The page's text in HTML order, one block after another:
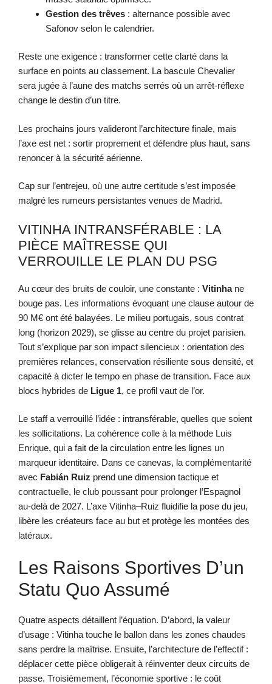
Gestion des trêves : alternance possible avec
Safonov selon le calendrier.
Reste une exigence : transformer cette clarté dans la
surface en points au classement. La bascule Chevalier
sera jugée à l’aune des matchs serrés où un arrêt-réflexe
change le destin d’un titre.
Les prochains jours valideront l’architecture finale, mais
l’axe est net : sortir proprement et défendre plus haut, sans
renoncer à la sécurité aérienne.
Cap sur l’entrejeu, où une autre certitude s’est imposée
malgré les rumeurs persistantes venues de Madrid.
VITINHA INTRANSFÉRABLE : LA
PIÈCE MAÎTRESSE QUI
VERROUILLE LE PLAN DU PSG
Au cœur des bruits de couloir, une constante : Vitinhane
bouge pas. Les informations évoquant une clause autour de
90 M€ ont été balayées. Le milieu portugais, sous contrat
long (horizon 2029), se glisse au centre du projet parisien.
Tout s’explique par son impact silencieux : orientation des
premières relances, conservation résiliente sous densité, et
capacité à dicter le tempo en phase de transition. Face aux
blocs hybrides de Ligue 1, ce profil vaut de l’or.
Le staff a verrouillé l’idée : intransférable, quelles que soient
les sollicitations. La cohérence colle à la méthode Luis
Enrique, qui a fait de la circulation entre les lignes un
marqueur identitaire. Dans ce canevas, la complémentarité
avec Fabián Ruiz prend une dimension tactique et
contractuelle, le club poussant pour prolonger l’Espagnol
au-delà de 2027. L’axe Vitinha–Ruiz fluidifie la pose du jeu,
libère les créateurs face au but et protège les montées des
latéraux.
Les Raisons Sportives D’un
Statu Quo Assumé
Quatre aspects détaillent l’équation. D’abord, la valeur
d’usage : Vitinha touche le ballon dans les zones chaudes
sans perdre la maîtrise. Ensuite, l’architecture de l’effectif :
déplacer cette pièce obligerait à réinventer deux circuits de
passe. Troisièmement, l’économie sportive : le coût